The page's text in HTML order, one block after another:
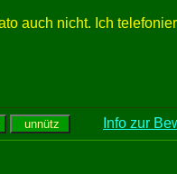
auch nicht. Ich
Info zur